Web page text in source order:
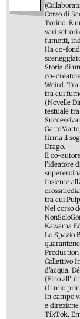
Corso di
Torino. È
vari settori
fumetti,
Ha co-
Storia di
co-
Weird. Tra
tra cui
(Novelle
testuale
firma il
Drago.
È co-
l'ideatore
Insieme
tra cui
Nel corso
Kawama
Lo Spazio
Production
Collettivo
d'acqua,
(Fino
(Il mio
In campo
e
TikTok.